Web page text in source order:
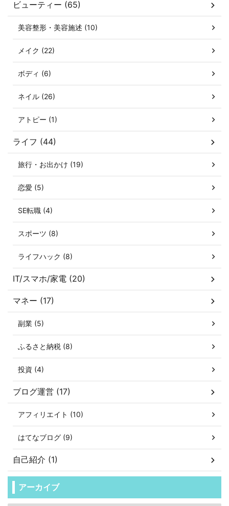
ビューティー (65)
美容整形・美容施述 (10)
メイク (22)
ボディ (6)
ネイル (26)
アトピー (1)
ライフ (44)
旅行・お出かけ (19)
恋愛 (5)
SE転職 (4)
スポーツ (8)
ライフハック (8)
IT/スマホ/家電 (20)
マネー (17)
副業 (5)
ふるさと納税 (8)
投資 (4)
ブログ運営 (17)
アフィリエイト (10)
はてなブログ (9)
自己紹介 (1)
アーカイブ